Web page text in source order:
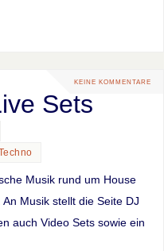
KEINE KOMMENTARE
Sets
Musik rund um House
Musik stellt die Seite DJ
auch Video Sets sowie ein